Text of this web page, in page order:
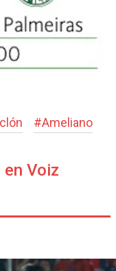
#Ameliano
Voiz